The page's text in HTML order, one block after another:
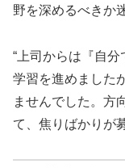
野を深めるべきか
“上司からは『自
学習を進めました
ませんでした。方
て、焦りばかりが